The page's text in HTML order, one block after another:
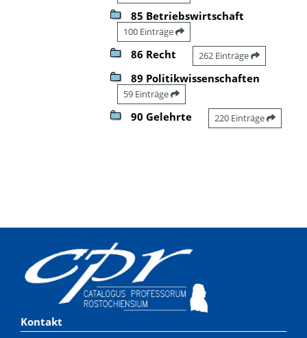
85 Betriebswirtschaft
100 Einträge
86 Recht 262 Einträge
89 Politikwissenschaften
59 Einträge
90 Gelehrte 220 Einträge
Kontakt